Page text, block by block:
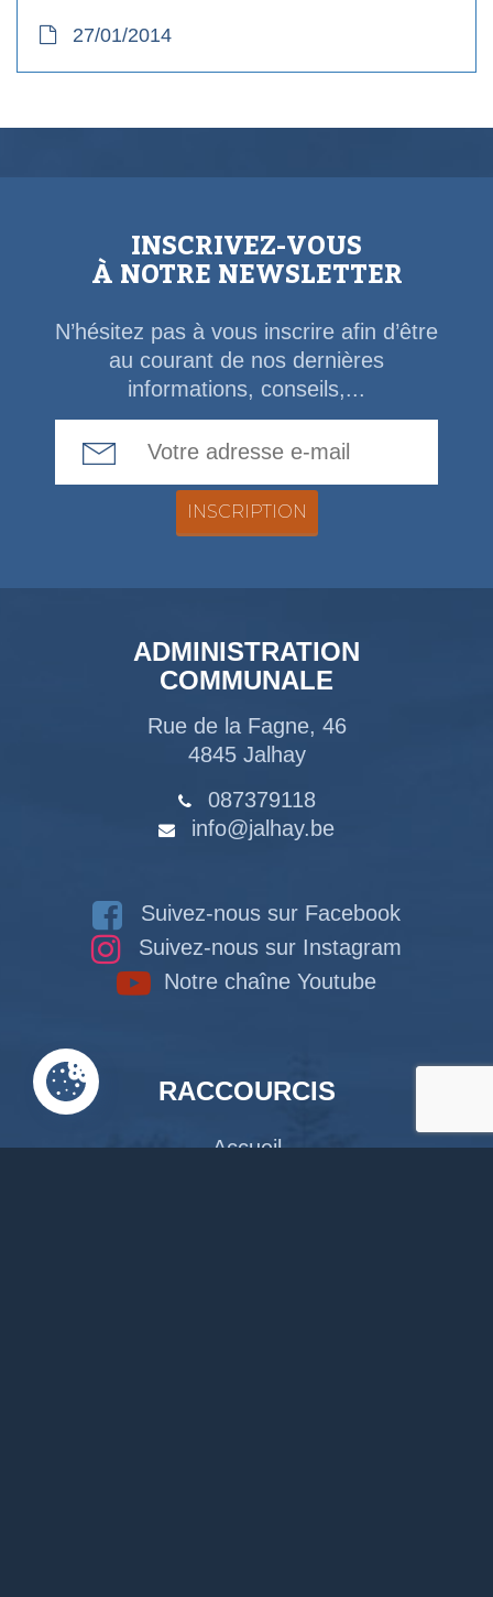
27/01/2014
INSCRIVEZ-VOUS
À NOTRE NEWSLETTER
N’hésitez pas à vous inscrire afin d’être
au courant de nos dernières
informations, conseils,...
ADMINISTRATION
COMMUNALE
Rue de la Fagne, 46
4845 Jalhay
087379118
info@jalhay.be
Suivez-nous sur Facebook
Suivez-nous sur Instagram
Notre chaîne Youtube
RACCOURCIS
Accueil